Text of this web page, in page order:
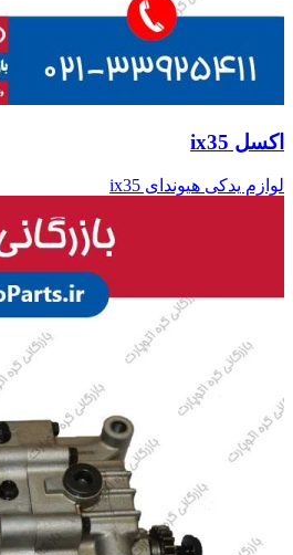
اکسل ix35
لوازم یدکی هیوندای ix35